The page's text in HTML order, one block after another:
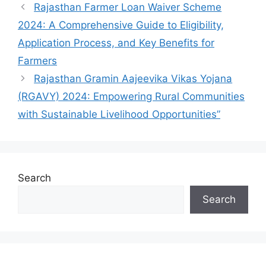
Rajasthan Farmer Loan Waiver Scheme
2024: A Comprehensive Guide to Eligibility,
Application Process, and Key Benefits for
Farmers
Rajasthan Gramin Aajeevika Vikas Yojana
(RGAVY) 2024: Empowering Rural Communities
with Sustainable Livelihood Opportunities”
Search
Search